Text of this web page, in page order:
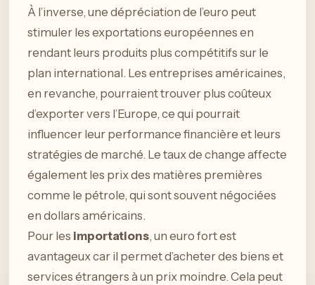
À l’inverse, une dépréciation de l’euro peut
stimuler les exportations européennes en
rendant leurs produits plus compétitifs sur le
plan international. Les entreprises américaines,
en revanche, pourraient trouver plus coûteux
d’exporter vers l’Europe, ce qui pourrait
influencer leur performance financière et leurs
stratégies de marché. Le taux de change affecte
également les prix des matières premières
comme le pétrole, qui sont souvent négociées
en dollars américains.
Pour les importations, un euro fort est
avantageux car il permet d’acheter des biens et
services étrangers à un prix moindre. Cela peut